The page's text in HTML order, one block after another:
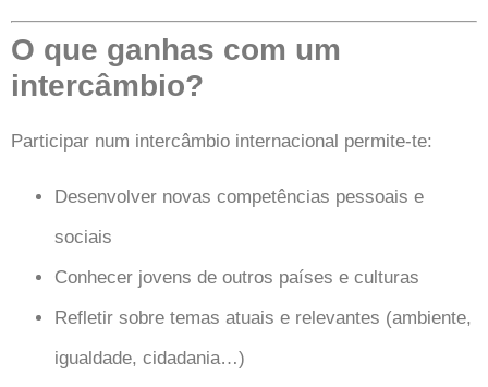
O que ganhas com um
intercâmbio?
Participar num intercâmbio internacional permite-te:
Desenvolver novas competências pessoais e
sociais
Conhecer jovens de outros países e culturas
Refletir sobre temas atuais e relevantes (ambiente,
igualdade, cidadania…)